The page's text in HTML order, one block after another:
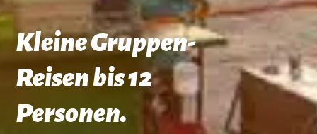
Kleine Gruppen-
Reisen bis 12
Personen.